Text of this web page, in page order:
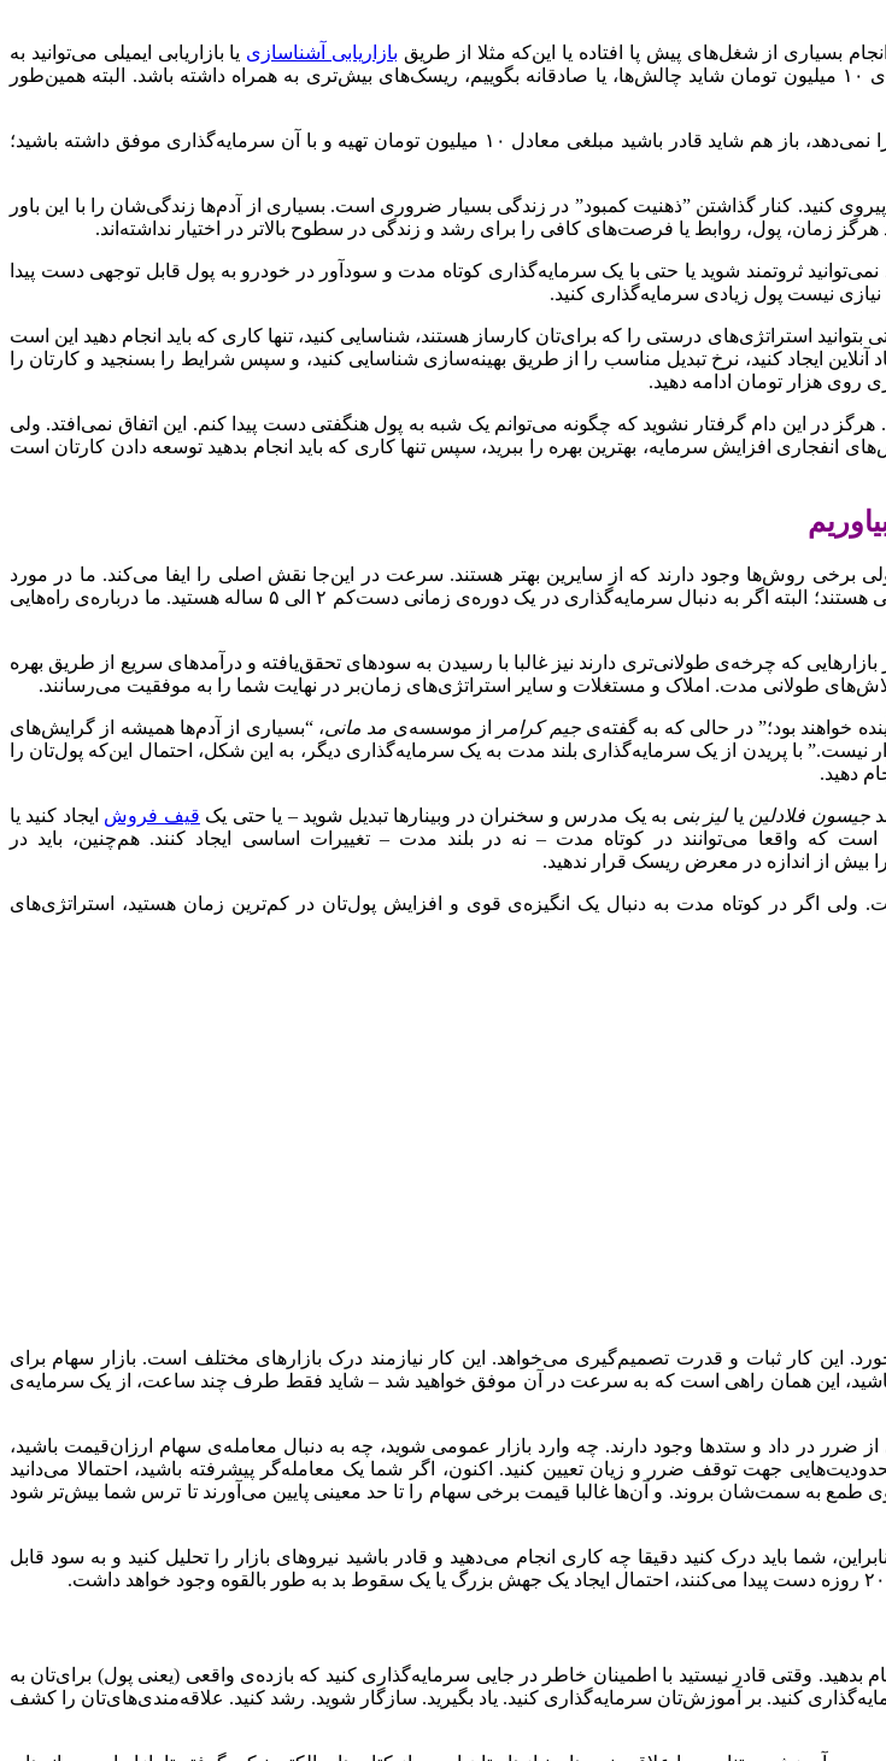
بسیاری از شغل‌های پیش‌ پا افتاده یا این‌که مثلا از طریق بازاریابی آشناسازی یا بازاریابی ایمیلی می‌توانید به
سرعت به مقداری پول برسید؛ ولی واقعا پول درآوردن از طریق سرمایه‌گذاری تنها به اندازه‌ی ۱۰ میلیون تومان شاید چالش‌ها، یا صادقانه بگوییم، ریسک‌های بیش‌تری به همراه داشته باشد. البته همین‌طور
با وجود این، اگر تمام ریسک‌ها را کنار بگذاریم، حتی اگر درآمدتان کفاف هزینه‌های ماهانه‌تان را نمی‌دهد، باز هم شاید قادر باشید مبلغی معادل ۱۰ میلیون تومان تهیه و با آن سرمایه‌گذاری موفق داشته باشید؛
کنید. کنار گذاشتن ‌”‌ذهنیت کمبود‌”‌ در زندگی بسیار ضروری است. بسیاری از آدم‌ها زندگی‌شان را با این باور
زمان، پول، روابط یا فرصت‌های کافی را برای رشد و زندگی در سطوح بالاتر در اختیار نداشته‌اند.
ثروتمند شوید یا حتی با یک سرمایه‌گذاری کوتاه مدت و سودآور در خودرو به پول قابل توجهی دست پیدا
نیست پول زیادی سرمایه‌گذاری کنید.
استراتژی‌های درستی را که برای‌تان کارساز هستند، شناسایی کنید، تنها کاری که باید انجام دهید این است
ایجاد کنید، نرخ تبدیل مناسب را از طریق بهینه‌سازی شناسایی کنید، و سپس شرایط را بسنجید و کارتان را
روی هزار تومان ادامه دهید.
در این دام گرفتار نشوید که چگونه می‌توانم یک شبه به پول هنگفتی دست پیدا کنم. این اتفاق نمی‌افتد. ولی
انفجاری افزایش سرمایه، بهترین بهره را ببرید، سپس تنها کاری که باید انجام بدهید توسعه دادن کارتان است
ولی برخی روش‌ها وجود دارند که از سایرین بهتر هستند. سرعت در این‌جا نقش اصلی را ایفا می‌کند. ما در مورد
استراتژی‌های بلند مدت مثل خرید، نگهداری، و فروش صحبت نمی‌کنیم. این روش‌ها بسیار عالی هستند؛ البته اگر به دنبال سرمایه‌گذاری در یک دوره‌ی زمانی دست‌کم ۲ الی ۵ ساله هستید. ما درباره‌ی راه‌هایی
که چرخه‌ی طولانی‌تری دارند نیز غالبا با رسیدن به سودهای تحقق‌یافته و درآمدهای سریع از طریق بهره‌
طولانی مدت. املاک و مستغلات و سایر استراتژی‌های زمان‌بر در نهایت شما را به موفقیت می‌رسانند.
خواهند بود؛‌” در حالی که به گفته‌یجیم کرامر از موسسه‌ی مد مانی، “بسیاری از آدم‌ها همیشه از گرایش‌های
با پریدن از یک سرمایه‌گذاری بلند مدت به یک سرمایه‌گذاری دیگر، به این شکل، احتمال این‌که پول‌تان را
دهید.
جیسون فلادلین یالیز بنی به یک مدرس و سخنران در وبینارها تبدیل شوید – ‌یا حتی یک قیف فروش ایجاد کنید یا
است که واقعا می‌توانند در کوتاه مدت – نه در بلند مدت – تغییرات اساسی ایجاد کنند. هم‌چنین، باید در
را بیش از اندازه در معرض ریسک قرار ندهید.
ولی اگر در کوتاه مدت به دنبال یک انگیزه‌ی قوی و افزایش پول‌تان در کم‌ترین زمان هستید، استراتژی‌های
این کار ثبات و قدرت تصمیم‌گیری می‌خواهد. این کار نیازمند درک بازارهای مختلف است. بازار سهام برای
باشید، این همان راهی است که به سرعت در آن موفق خواهید شد – شاید فقط طرف چند ساعت، از یک سرمایه‌ی
در داد و ستدها وجود دارند. چه وارد بازار عمومی شوید، چه به دنبال معامله‌ی سهام ارزان‌قیمت باشید،
جهت توقف ضرر و زیان تعیین کنید. اکنون، اگر شما یک معامله‌گر پیشرفته باشید، احتمالا می‌دانید
روی طمع به سمت‌شان بروند. و آن‌ها غالبا قیمت برخی سهام را تا حد معینی پایین می‌آورند تا ترس شما بیش‌تر شود
شما باید درک کنید دقیقا چه کاری انجام می‌دهید و قادر باشید نیروهای بازار را تحلیل کنید و به سود قابل
وقتی قادر نیستید با اطمینان خاطر در جایی سرمایه‌گذاری کنید که بازده‌ی واقعی (یعنی پول) برای‌تان به
کنید. بر آموزش‌تان سرمایه‌گذاری کنید. یاد بگیرید. سازگار شوید. رشد کنید. علاقه‌مندی‌های‌تان را کشف